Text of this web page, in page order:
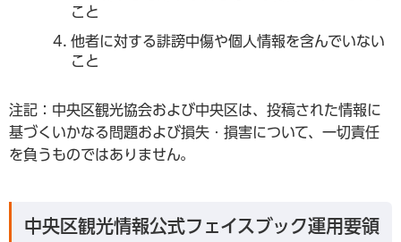
こと
他者に対する誹謗中傷や個人情報を含んでいない
こと
注記：中央区観光協会および中央区は、投稿された情報に
基づくいかなる問題および損失・損害について、一切責任
を負うものではありません。
中央区観光情報公式フェイスブック運用要領